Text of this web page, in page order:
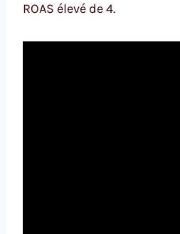
ROAS élevé de 4.